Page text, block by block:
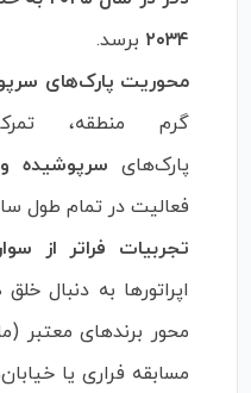
۲۰۳۴ برسد.
محوریت پارک‌های
گرم منطقه،
پارک‌های سرپوشیده
فعالیت در تمام طول
تجربیات فراتر از
اپراتورها به دنبال خلق
محور برندهای معتبر
مسابقه فراری یا